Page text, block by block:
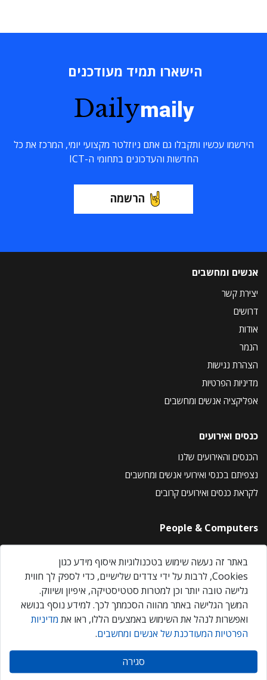
הישארו תמיד מעודכנים
Dailymaily
הירשמו עכשיו ותקבלו גם אתם ניוזלטר מקצועי יומי, המרכז את כל
החדשות והעדכונים בתחומי ה-ICT
הרשמה
אנשים ומחשבים
יצירת קשר
דרושים
אודות
הנמר
הצהרת נגישות
מדיניות הפרטיות
אפליקציה אנשים ומחשבים
כנסים ואירועים
הכנסים והאירועים שלנו
נצפיתם בכנסי ואירועי אנשים ומחשבים
לקראת כנסים ואירועים קרובים
People & Computers
About Us
Privacy Policy
Contact Us
Our Events
אנשים ומחשבים © 2026 – כל הזכויות שמורות
באתר זה נעשה שימוש בטכנולוגיות איסוף מידע כגון
Cookies, לרבות על ידי צדדים שלישיים, כדי לספק לך חווית
גלישה טובה יותר וכן למטרות סטטיסטיקה, איפיון ושיווק.
המשך הגלישה באתר מהווה הסכמתך לכך. למידע נוסף בנושא
ואפשרות לנהל את השימוש באמצעים הללו, ראו את מדיניות
הפרטיות המעודכנת של אנשים ומחשבים.
סגירה